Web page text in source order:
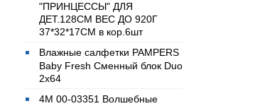
"ПРИНЦЕССЫ" ДЛЯ
ДЕТ.128СМ ВЕС ДО 920Г
37*32*17СМ в кор.6шт
Влажные салфетки PAMPERS
Baby Fresh Сменный блок Duo
2x64
4M 00-03351 Волшебные